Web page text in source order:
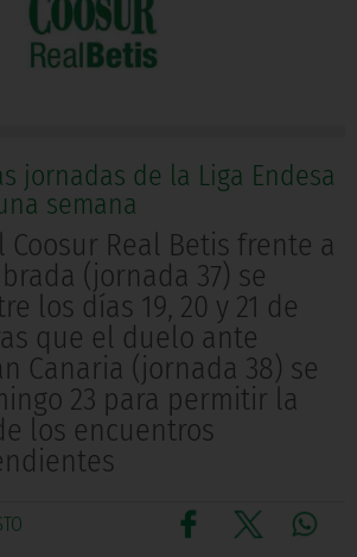
jornadas de la Liga Endesa
semana
Real Betis frente a
(jornada 37) se
los días 19, 20 y 21 de
que el duelo ante
Canaria (jornada 38) se
23 para permitir la
los encuentros